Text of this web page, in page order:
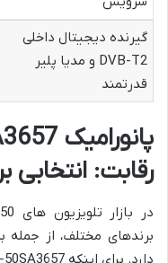
گیرنده دیجیتال داخلی
DVB-T2 و مدیا پلیر
قدرتمند
رقابت: انتخابی
برندهای مختلف، از جمله